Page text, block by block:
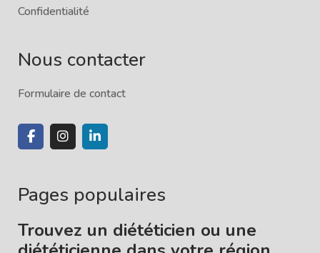
Confidentialité
Nous contacter
Formulaire de contact
Pages populaires
Trouvez un diététicien ou une